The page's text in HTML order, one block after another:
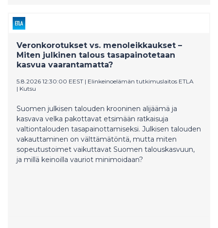
osalta EU:n finanssipoliittisten sääntöjen asettamissa
rajoissa. Nykyiset sopeutustoimet eivät kuitenkaan
Arviointineuvosto katsoo, että julkista taloutta
vahvistavista lisätoimista olisi hyvä päättää jo syksyn
2026 budjettiriihessä. Vähintäänkin hallituksen tulisi
vuoden 2026 jälkeen.
Veronkorotukset vs. menoleikkaukset –
Miten julkinen talous tasapainotetaan
kasvua vaarantamatta?
5.8.2026 12:30:00 EEST | Elinkeinoelämän tutkimuslaitos ETLA
| Kutsu
Suomen julkisen talouden krooninen alijäämä ja
kasvava velka pakottavat etsimään ratkaisuja
valtiontalouden tasapainottamiseksi. Julkisen talouden
vakauttaminen on välttämätöntä, mutta miten
sopeutustoimet vaikuttavat Suomen talouskasvuun,
ja millä keinoilla vauriot minimoidaan?